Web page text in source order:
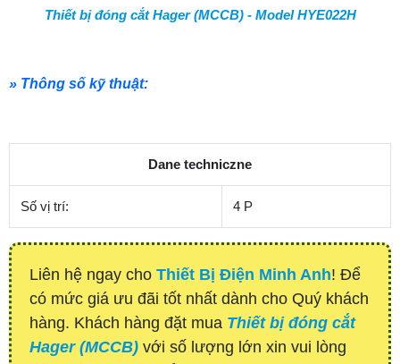
Thiết bị đóng cắt Hager (MCCB) - Model HYE022H
» Thông số kỹ thuật:
Dane techniczne
Số vị trí: 4 P
Liên hệ ngay cho Thiết Bị Điện Minh Anh! Để
có mức giá ưu đãi tốt nhất dành cho Quý khách
hàng. Khách hàng đặt mua Thiết bị đóng cắt
Hager (MCCB) với số lượng lớn xin vui lòng